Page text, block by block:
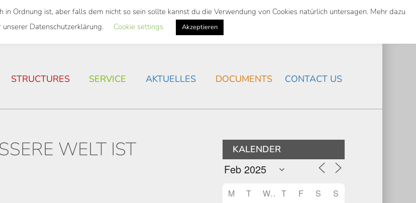
Suche
Search
TICKET HOUSING SITUATION IN ROSTOCK NEWS
STRUCTURES SERVICE AKTUELLES DOCUMENTS CONTACT US
WELT IST KALENDER
M T W T F S
S
Ordnung ist, aber falls dem nicht so sein sollte kannst du die Verwendung von Cookies natürlich untersagen. Mehr dazu
Datenschutzerklärung.
Cookie settings Akzeptieren